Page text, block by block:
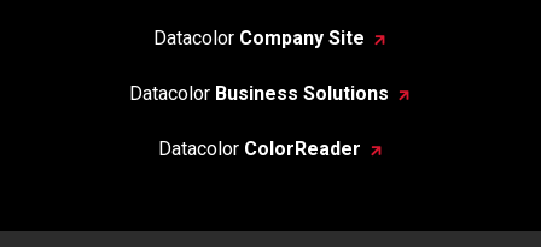
Datacolor Company Site
Datacolor Business Solutions
Datacolor ColorReader